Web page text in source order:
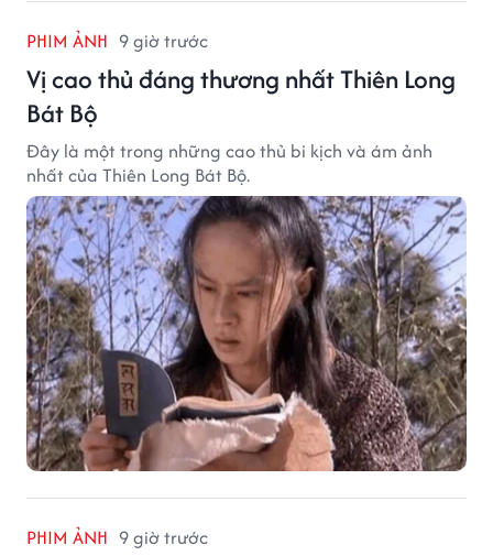
PHIM ẢNH 9 giờ trước
Vị cao thủ đáng thương nhất Thiên Long
Bát Bộ
Đây là một trong những cao thủ bi kịch và ám ảnh
nhất của Thiên Long Bát Bộ.
PHIM ẢNH 9 giờ trước